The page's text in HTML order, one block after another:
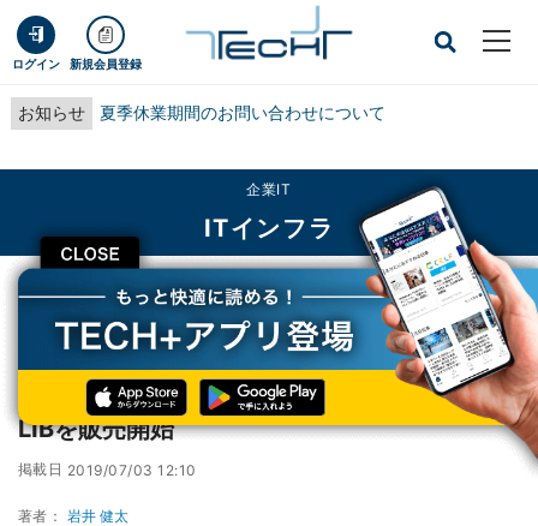
ログイン 新規会員登録
お知らせ 夏季休業期間のお問い合わせについて
CLOSE
企業IT
ITインフラ
TECH+ 企業IT
ITインフラ
シュナイダー、DC向けモジュラー型UPS用LIBを販売開始
シュナイダー、DC向けモジュラー型UPS用
LIBを販売開始
掲載日 2019/07/03 12:10
著者： 岩井 健太